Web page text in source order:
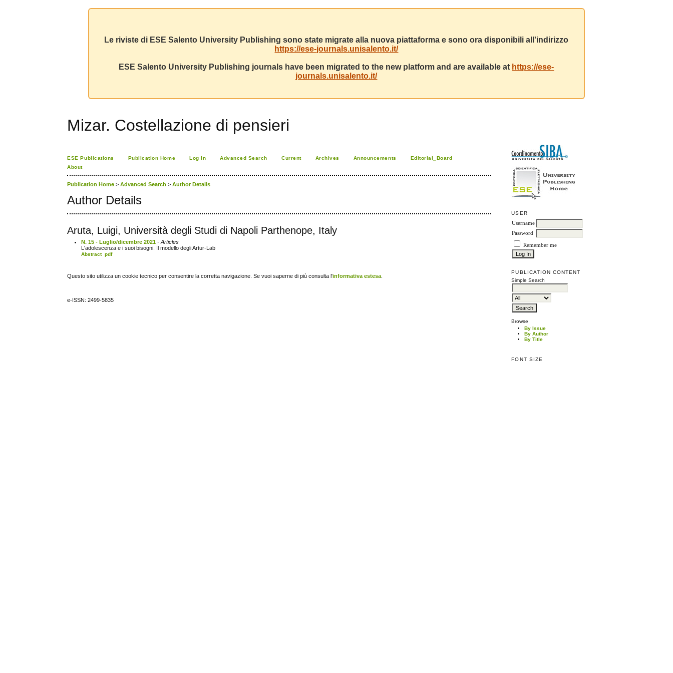
Le riviste di ESE Salento University Publishing sono state migrate alla nuova piattaforma e sono ora disponibili all'indirizzo
https://ese-journals.unisalento.it/
ESE Salento University Publishing journals have been migrated to the new platform and are available at https://ese-
journals.unisalento.it/
Mizar. Costellazione di pensieri
USER
Username
Password
Remember me
PUBLICATION CONTENT
Simple Search
Browse
By Issue
By Author
By Title
FONT SIZE
ESE Publications Publication Home Log In Advanced Search Current Archives Announcements
Editorial_Board
About
Publication Home >Advanced Search >Author Details
Author Details
Aruta, Luigi, Università degli Studi di Napoli Parthenope, Italy
N. 15 - Luglio/dicembre 2021 - Articles
L'adolescenza e i suoi bisogni. Il modello degli Artur-Lab
Abstract pdf
Questo sito utilizza un cookie tecnico per consentire la corretta navigazione. Se vuoi saperne di più consulta l'informativa estesa
e-ISSN: 2499-5835